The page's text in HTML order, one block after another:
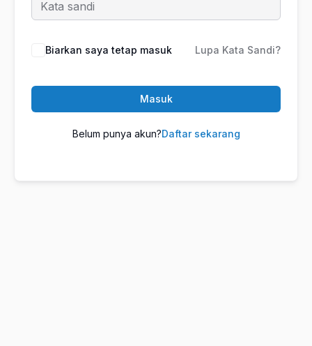
Biarkan saya tetap masuk Lupa Kata Sandi?
Masuk
Belum punya akun?Daftar sekarang